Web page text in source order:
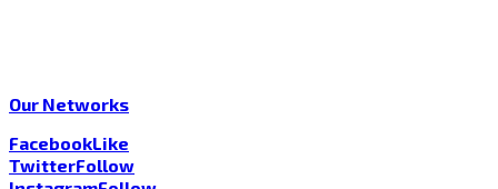
Our Networks
FacebookLike
TwitterFollow